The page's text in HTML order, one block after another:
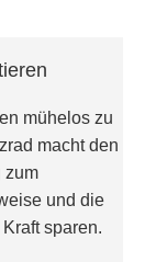
mühelos zu
macht den
zum
und die
sparen.